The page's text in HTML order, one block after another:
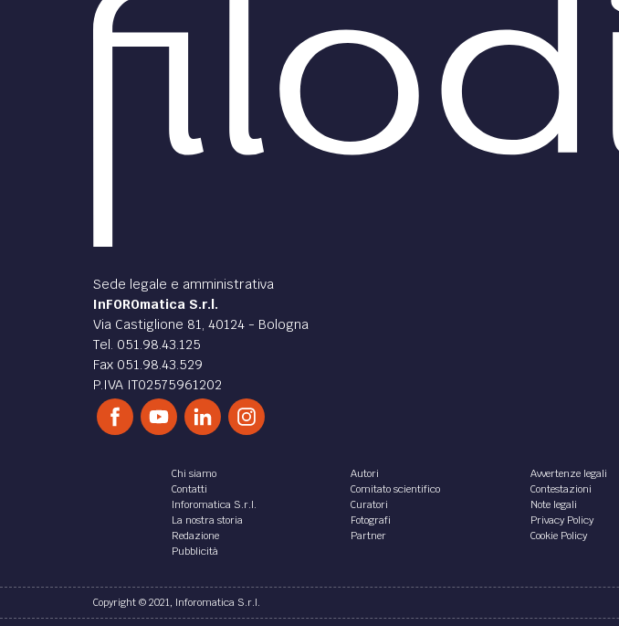
Sede legale e amministrativa
InFOROmatica S.r.l.
Via Castiglione 81, 40124 - Bologna
Tel. 051.98.43.125
Fax 051.98.43.529
P.IVA IT02575961202
Chi siamo
Contatti
Inforomatica S.r.l.
La nostra storia
Redazione
Pubblicità
Autori
Comitato scientifico
Curatori
Fotografi
Partner
Avvertenze legali
Contestazioni
Note legali
Privacy Policy
Cookie Policy
Copyright © 2021, Inforomatica S.r.l.